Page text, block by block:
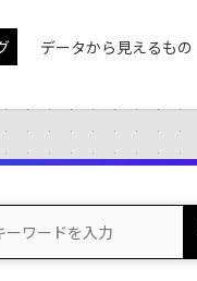
データから見えるもの